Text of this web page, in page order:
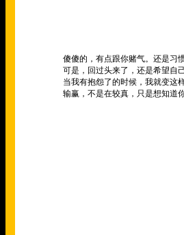
傻傻的，有点跟你赌气。还是习
可是，回过头来了，还是希望自
当我有抱怨了的时候，我就变这
输赢，不是在较真，只是想知道